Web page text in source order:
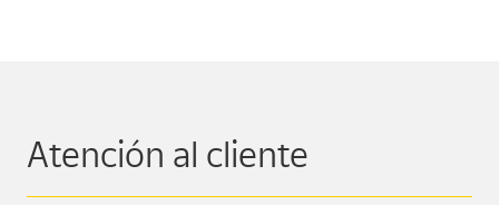
Atención al cliente